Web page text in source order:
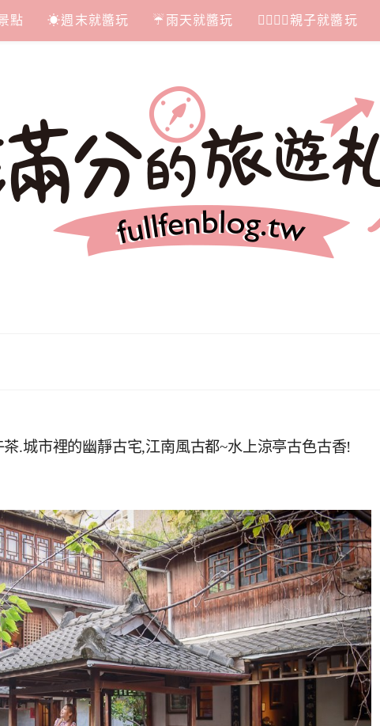
點 ☀週末就醬玩 ☔雨天就醬玩 👩‍❤‍💋‍👨親子就醬玩
茶.城市裡的幽靜古宅,江南風古都~水上涼亭古色古香!